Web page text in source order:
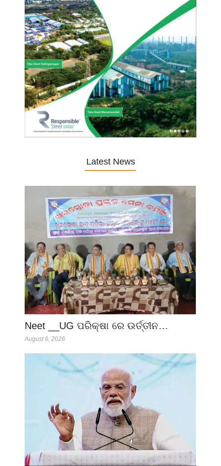
Latest News
Neet __UG ପରିକ୍ଷା ରେ ଉର୍ତ୍ତୀନ…
August 6, 2026